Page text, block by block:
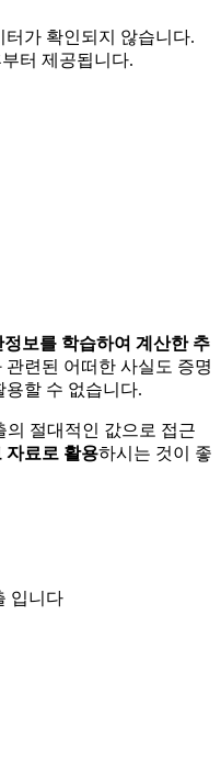
가 확인되지 않습니다.
터 제공됩니다.
보를 학습하여 계산한 추
관련된 어떠한 사실도 증명
할 수 없습니다.
절대적인 값으로 접근
자료로 활용하시는 것이 좋
입니다